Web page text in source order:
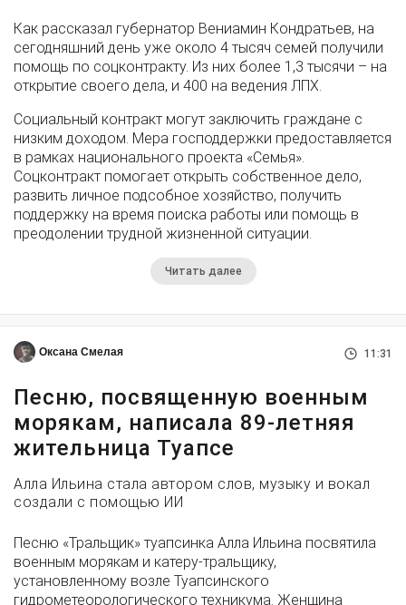
Как рассказал губернатор Вениамин Кондратьев, на
сегодняшний день уже около 4 тысяч семей получили
помощь по соцконтракту. Из них более 1,3 тысячи – на
открытие своего дела, и 400 на ведения ЛПХ.
Социальный контракт могут заключить граждане с
низким доходом. Мера господдержки предоставляется
в рамках национального проекта «Семья».
Соцконтракт помогает открыть собственное дело,
развить личное подсобное хозяйство, получить
поддержку на время поиска работы или помощь в
преодолении трудной жизненной ситуации.
Читать далее
Оксана Смелая 11:31
Песню, посвященную военным
морякам, написала 89-летняя
жительница Туапсе
Алла Ильина стала автором слов, музыку и вокал
создали с помощью ИИ
Песню «Тральщик» туапсинка Алла Ильина посвятила
военным морякам и катеру-тральщику,
установленному возле Туапсинского
гидрометеорологического техникума. Женщина